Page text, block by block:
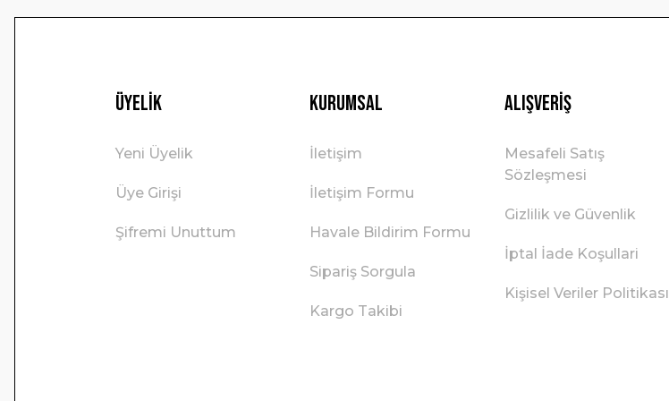
Üyelik
Yeni Üyelik
Üye Girişi
Şifremi Unuttum
Kurumsal
İletişim
İletişim Formu
Havale Bildirim Formu
Sipariş Sorgula
Kargo Takibi
Alışveriş
Mesafeli Satış
Sözleşmesi
Gizlilik ve Güvenlik
İptal İade Koşullari
Kişisel Veriler Politikası